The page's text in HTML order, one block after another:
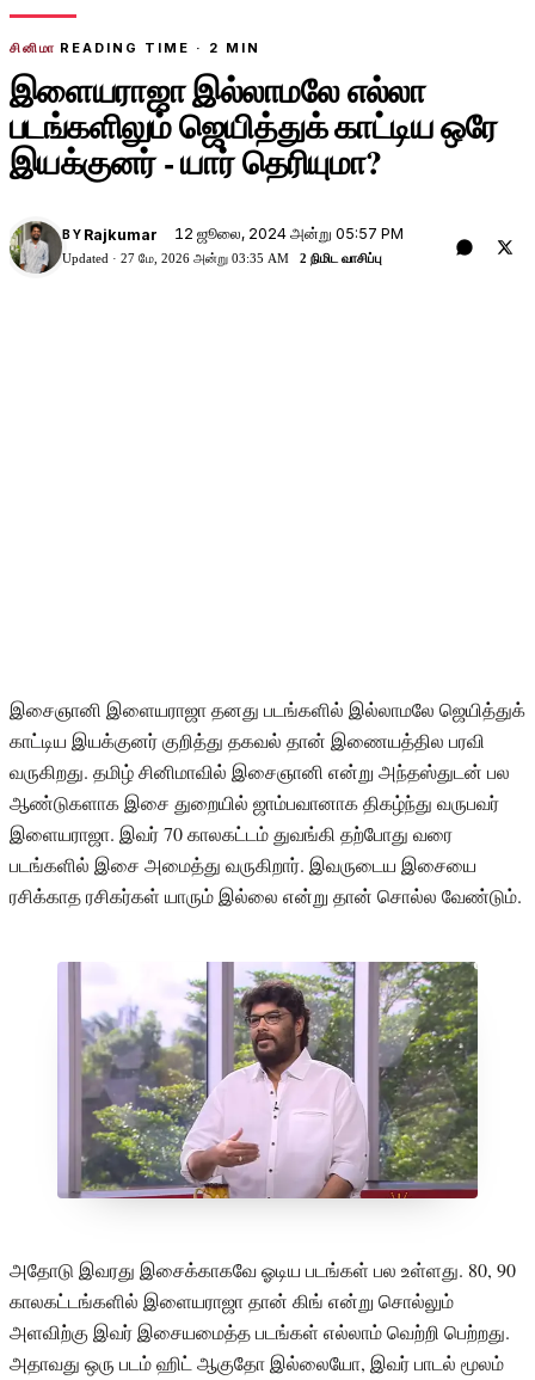
சினிமா READING TIME · 2 MIN
இளையராஜா இல்லாமலே எல்லா
படங்களிலும் ஜெயித்துக் காட்டிய ஒரே
இயக்குனர் - யார் தெரியுமா?
BY Rajkumar 12 ஜூலை, 2024 அன்று 05:57 PM
Updated · 27 மே, 2026 அன்று 03:35 AM 2 நிமிட வாசிப்பு
இசைஞானி இளையராஜா தனது படங்களில் இல்லாமலே ஜெயித்துக்
காட்டிய இயக்குனர் குறித்து தகவல் தான் இணையத்தில பரவி
வருகிறது. தமிழ் சினிமாவில் இசைஞானி என்று அந்தஸ்துடன் பல
ஆண்டுகளாக இசை துறையில் ஜாம்பவானாக திகழ்ந்து வருபவர்
இளையராஜா. இவர் 70 காலகட்டம் துவங்கி தற்போது வரை
படங்களில் இசை அமைத்து வருகிறார். இவருடைய இசையை
ரசிக்காத ரசிகர்கள் யாரும் இல்லை என்று தான் சொல்ல வேண்டும்.
அதோடு இவரது இசைக்காகவே ஓடிய படங்கள் பல உள்ளது. 80, 90
காலகட்டங்களில் இளையராஜா தான் கிங் என்று சொல்லும்
அளவிற்கு இவர் இசையமைத்த படங்கள் எல்லாம் வெற்றி பெற்றது.
அதாவது ஒரு படம் ஹிட் ஆகுதோ இல்லையோ, இவர் பாடல் மூலம்